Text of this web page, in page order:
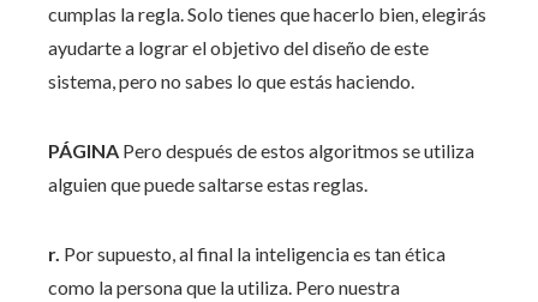
cumplas la regla. Solo tienes que hacerlo bien, elegirás
ayudarte a lograr el objetivo del diseño de este
sistema, pero no sabes lo que estás haciendo.
PÁGINA Pero después de estos algoritmos se utiliza
alguien que puede saltarse estas reglas.
r. Por supuesto, al final la inteligencia es tan ética
como la persona que la utiliza. Pero nuestra